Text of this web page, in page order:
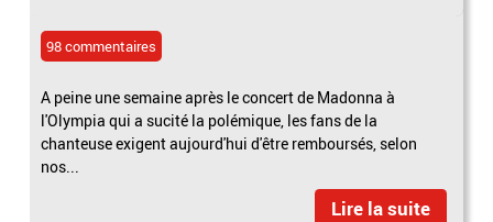
98 commentaires
A peine une semaine après le concert de Madonna à
l'Olympia qui a sucité la polémique, les fans de la
chanteuse exigent aujourd'hui d'être remboursés, selon
nos...
Lire la suite